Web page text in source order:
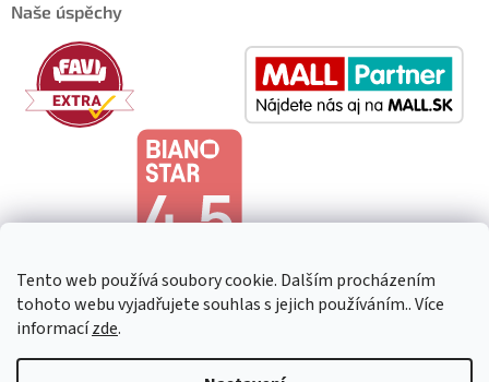
Tento web používá soubory cookie. Dalším procházením
tohoto webu vyjadřujete souhlas s jejich používáním.. Více
informacízde.
Naše úspěchy